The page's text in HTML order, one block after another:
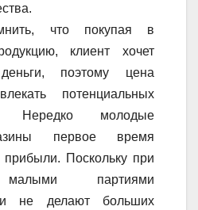
что покупая в
клиент хочет
поэтому цена
потенциальных
Нередко молодые
первое время
прибыли. Поскольку при
малыми партиями
не делают больших